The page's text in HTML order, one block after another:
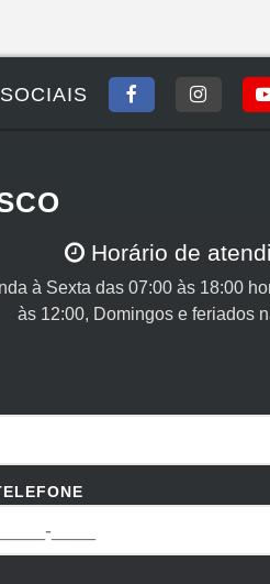
Horário de
à Sexta das 07:00 às 18:00
às 12:00, Domingos e feriados